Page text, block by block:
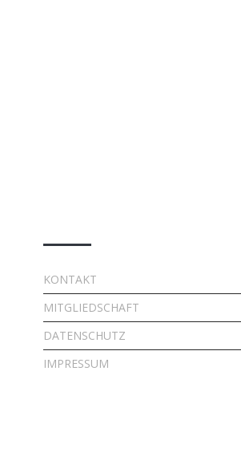
KONTAKT
MITGLIEDSCHAFT
DATENSCHUTZ
IMPRESSUM